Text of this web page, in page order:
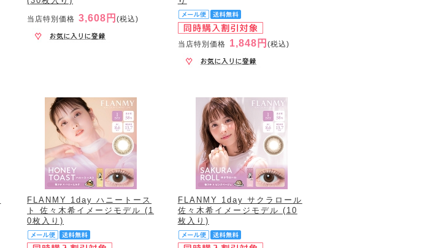
当店特別価格 3,608円(税込)
当店特別価格 1,848円 (税込)
FLANMY 1day ハニートース
ト 佐々木希イメージモデル (1
0枚入り)
FLANMY 1day サクラロール
佐々木希イメージモデル (10
枚入り)